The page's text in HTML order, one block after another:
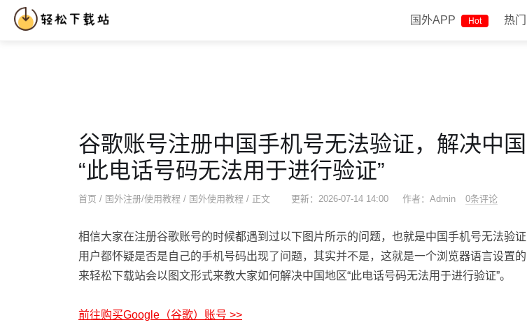
国外APP Hot 热
国外APP Hot
谷歌账号注册中国手机号无法验证，解决中
“此电话号码无法用于进行验证”
首页 / 国外注册/使用教程 / 国外使用教程 / 正文 更新：2026-07-14 14:00 作者：Admin 0条评论
相信大家在注册谷歌账号的时候都遇到过以下图片所示的问题，也就是中国手机号无法验
用户都怀疑是否是自己的手机号码出现了问题，其实并不是，这就是一个浏览器语言设置
来轻松下载站会以图文形式来教大家如何解决中国地区“此电话号码无法用于进行验证”。
前往购买Google（谷歌）账号 >>